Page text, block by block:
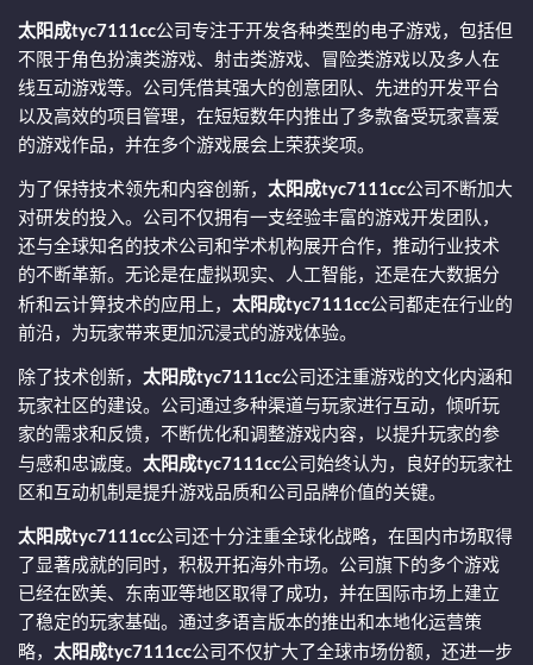
太阳成tyc7111cc公司专注于开发各种类型的电子游戏，包括但
不限于角色扮演类游戏、射击类游戏、冒险类游戏以及多人在
线互动游戏等。公司凭借其强大的创意团队、先进的开发平台
以及高效的项目管理，在短短数年内推出了多款备受玩家喜爱
的游戏作品，并在多个游戏展会上荣获奖项。
为了保持技术领先和内容创新， 太阳成tyc7111cc公司不断加大
对研发的投入。公司不仅拥有一支经验丰富的游戏开发团队，
还与全球知名的技术公司和学术机构展开合作，推动行业技术
的不断革新。无论是在虚拟现实、人工智能，还是在大数据分
析和云计算技术的应用上， 太阳成tyc7111cc公司都走在行业的
前沿，为玩家带来更加沉浸式的游戏体验。
除了技术创新， 太阳成tyc7111cc公司还注重游戏的文化内涵和
玩家社区的建设。公司通过多种渠道与玩家进行互动，倾听玩
家的需求和反馈，不断优化和调整游戏内容，以提升玩家的参
与感和忠诚度。 太阳成tyc7111cc公司始终认为，良好的玩家社
区和互动机制是提升游戏品质和公司品牌价值的关键。
太阳成tyc7111cc公司还十分注重全球化战略，在国内市场取得
了显著成就的同时，积极开拓海外市场。公司旗下的多个游戏
已经在欧美、东南亚等地区取得了成功，并在国际市场上建立
了稳定的玩家基础。通过多语言版本的推出和本地化运营策
略， 太阳成tyc7111cc公司不仅扩大了全球市场份额，还进一步